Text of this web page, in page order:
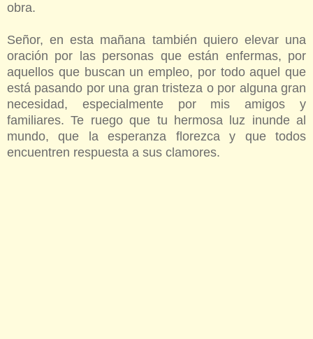
obra.
Señor, en esta mañana también quiero elevar una
oración por las personas que están enfermas, por
aquellos que buscan un empleo, por todo aquel que
está pasando por una gran tristeza o por alguna gran
necesidad, especialmente por mis amigos y
familiares. Te ruego que tu hermosa luz inunde al
mundo, que la esperanza florezca y que todos
encuentren respuesta a sus clamores.